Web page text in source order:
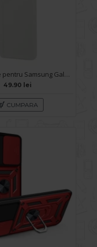
Husa spate pentru Samsung Galaxy S26 - Clear Case
49.90 lei
CUMPARA